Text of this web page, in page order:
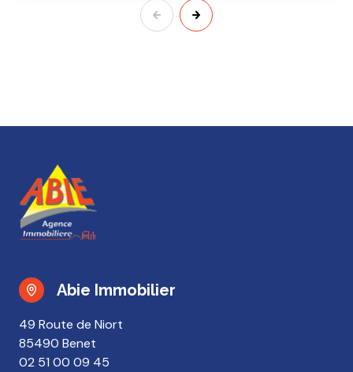
Abie Immobilier
02 51 00 09 45
49 Route de Niort
85490 Benet